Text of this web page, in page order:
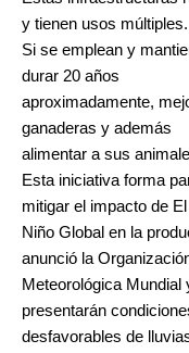
y tienen usos múltiples.
Si se emplean y
durar 20 años
aproximadamente,
ganaderas y además
alimentar a sus
Esta iniciativa forma
mitigar el impacto de El
Niño Global en la
anunció la
Meteorológica
presentarán
desfavorables de